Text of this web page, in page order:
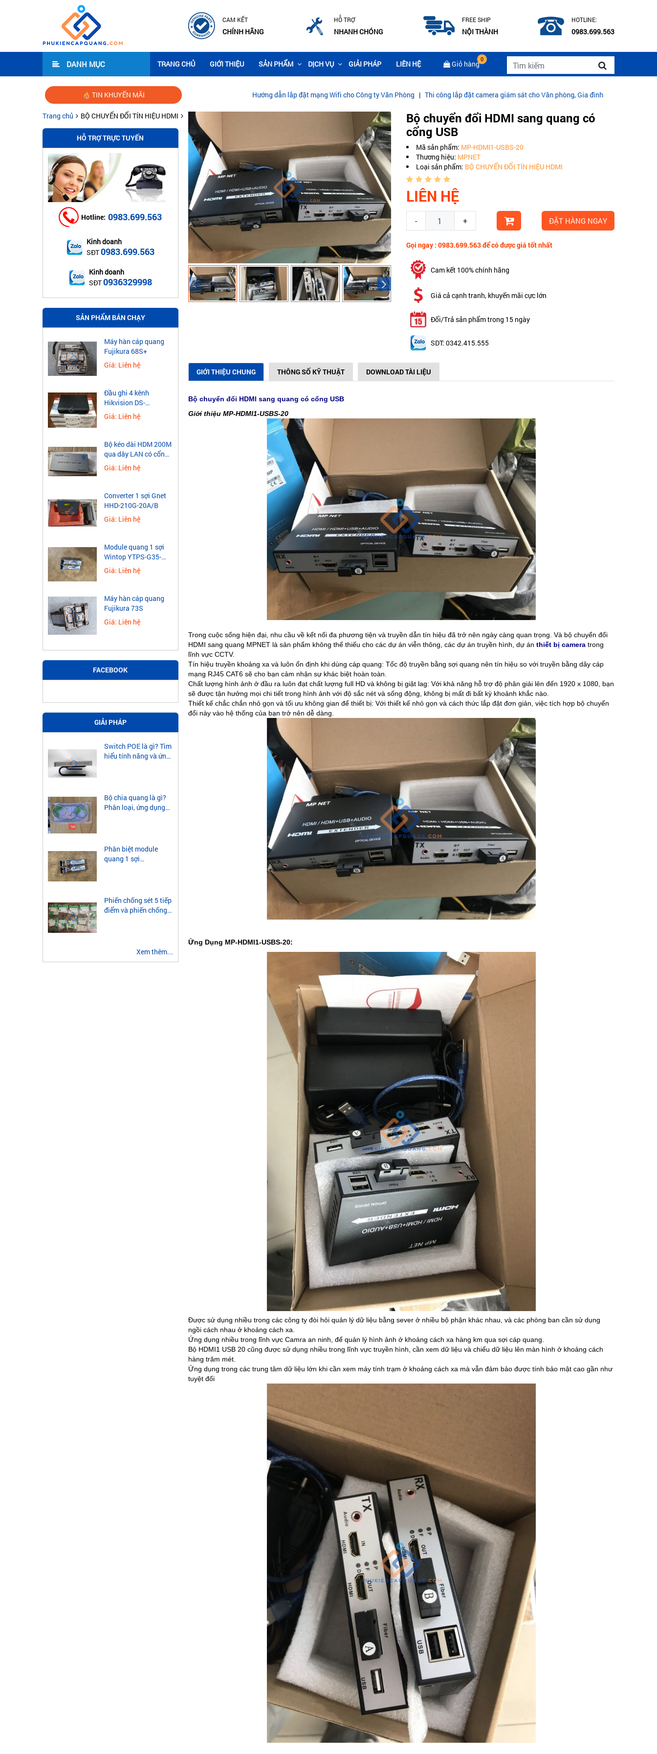
CAM KẾT
CHÍNH HÃNG
HỖ TRỢ
NHANH CHÓNG
FREE SHIP
NỘI THÀNH
HOTLINE:
0983.699.563
DANH MỤC TRANG CHỦ GIỚI THIỆU SẢN PHẨM DỊCH VỤ GIẢI PHÁP LIÊN HỆ Giỏ hàng
0
TIN KHUYẾN MÃI Hướng dẫn lắp đặt mạng Wifi cho Công ty Văn Phòng|Thi công lắp đặt camera giám sát cho Văn phòng, Gia đình|CÁP QUANG COMMSCOPE
Trang chủ BỘ CHUYỂN ĐỔI TÍN HIỆU HDMI
HỖ TRỢ TRỰC TUYẾN
Hotline: 0983.699.563
Kinh doanh
SĐT0983.699.563
Kinh doanh
SĐT0936329998
SẢN PHẨM BÁN CHẠY
Máy hàn cáp quang
Fujikura 68S+
Giá: Liên hệ
Đầu ghi 4 kênh
Hikvision DS-
7604NXI-K1
Giá: Liên hệ
​Bộ kéo dài HDM 200M
qua dây LAN có cổng
USB
Giá: Liên hệ
Converter 1 sợi Gnet
HHD-210G-20A/B
Giá: Liên hệ
Module quang 1 sợi
Wintop YTPS-G35-
40LD 1.25G
Giá: Liên hệ
Máy hàn cáp quang
Fujikura 73S
Giá: Liên hệ
FACEBOOK
GIẢI PHÁP
Switch POE là gì? Tìm
hiểu tính năng và ứng
Bộ chia quang là gì?
Phân loại, ứng dụng
Phân biệt module
quang 1 sợi
Phiến chống sét 5 tiếp
điểm và phiến chống
Xem thêm...
Bộ chuyển đổi HDMI sang quang có
cổng USB
Mã sản phẩm: MP-HDMI1-USBS-20
Thương hiệu: MPNET
Loại sản phẩm: BỘ CHUYỂN ĐỔI TÍN HIỆU HDMI
LIÊN HỆ
- + ĐẶT HÀNG NGAY
Gọi ngay : 0983.699.563 để có được giá tốt nhất
Cam kết 100% chính hãng
Giá cả cạnh tranh, khuyến mãi cực lớn
Đổi/Trả sản phẩm trong 15 ngày
SDT: 0342.415.555
GIỚI THIỆU CHUNG THÔNG SỐ KỸ THUẬT DOWNLOAD TÀI LIỆU
Bộ chuyển đổi HDMI sang quang có cổng USB
Giới thiệu MP-HDMI1-USBS-20
Trong cuộc sống hiện đại, nhu cầu về kết nối đa phương tiện và truyền dẫn tín hiệu đã trở nên ngày càng quan trọng. Và bộ chuyển đổi
HDMI sang quang MPNET là sản phẩm không thế thiếu cho các dự án viễn thông, các dự án truyền hình, dự án thiết bị cameratrong
lĩnh vực CCTV.
Tín hiệu truyền khoảng xa và luôn ổn định khi dùng cáp quang: Tốc độ truyền bằng sợi quang nên tín hiệu so với truyền bằng dây cáp
mạng RJ45 CAT6 sẽ cho bạn cảm nhận sự khác biệt hoàn toàn.
Chất lượng hình ảnh ở đầu ra luôn đạt chất lượng full HD và không bị giật lag: Với khả năng hỗ trợ độ phân giải lên đến 1920 x 1080, bạn
sẽ được tận hưởng mọi chi tiết trong hình ảnh với độ sắc nét và sống động, không bị mất đi bất kỳ khoảnh khắc nào.
Thiết kế chắc chắn nhỏ gọn và tối ưu không gian để thiết bị: Với thiết kế nhỏ gọn và cách thức lắp đặt đơn giản, việc tích hợp bộ chuyển
đổi này vào hệ thống của bạn trở nên dễ dàng.
Ứng Dụng MP-HDMI1-USBS-20:
Được sử dụng nhiều trong các công ty đòi hỏi quản lý dữ liệu bằng sever ở nhiều bộ phận khác nhau, và các phòng ban cần sử dụng
ngồi cách nhau ở khoảng cách xa.
Ứng dụng nhiều trong lĩnh vực Camra an ninh, để quản lý hình ảnh ở khoảng cách xa hàng km qua sợi cáp quang.
Bộ HDMI1 USB 20 cũng được sử dụng nhiều trong lĩnh vực truyền hình, cần xem dữ liệu và chiếu dữ liệu lên màn hình ở khoảng cách
hàng trăm mét.
Ứng dụng trong các trung tâm dữ liệu lớn khi cần xem máy tính trạm ở khoảng cách xa mà vẫn đảm bảo được tính bảo mật cao gần như
tuyệt đối